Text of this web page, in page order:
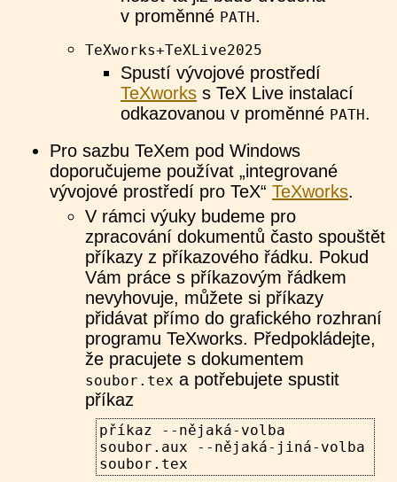
v proměnné PATH.
TeXworks+TeXLive2025
Spustí vývojové prostředí
TeXworks s TeX Live instalací
odkazovanou v proměnné PATH.
Pro sazbu TeXem pod Windows
doporučujeme používat „integrované
vývojové prostředí pro TeX“ TeXworks.
V rámci výuky budeme pro
zpracování dokumentů často spouštět
příkazy z příkazového řádku. Pokud
Vám práce s příkazovým řádkem
nevyhovuje, můžete si příkazy
přidávat přímo do grafického rozhraní
programu TeXworks. Předpokládejte,
že pracujete s dokumentem
soubor.tex a potřebujete spustit
příkaz
příkaz --nějaká-volba
soubor.aux --nějaká-jiná-volba
soubor.tex